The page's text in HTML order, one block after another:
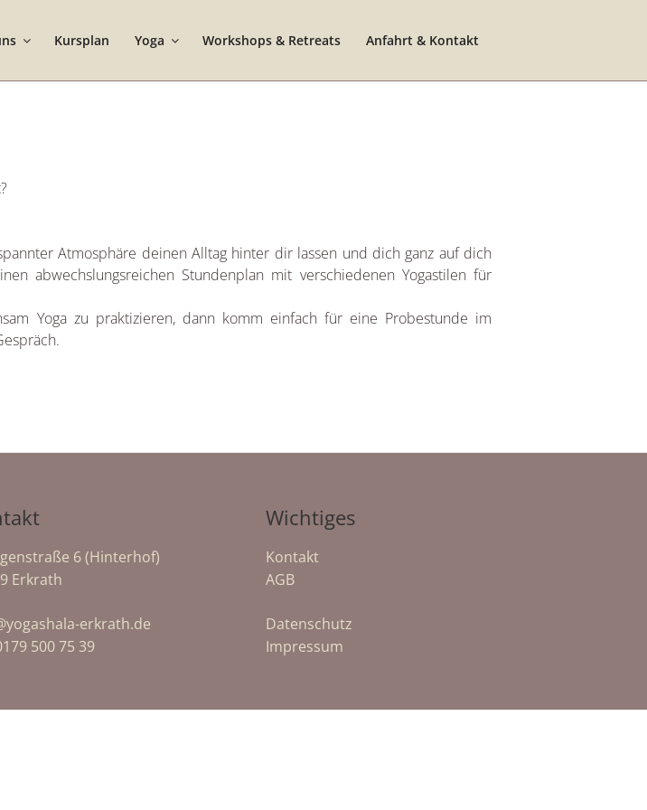
Kursplan Yoga Workshops & Retreats Anfahrt & Kontakt
Atmosphäre deinen Alltag hinter dir lassen und dich ganz auf dich
abwechslungsreichen Stundenplan mit verschiedenen Yogastilen für
Yoga zu praktizieren, dann komm einfach für eine Probestunde im
6 (Hinterhof)
Erkrath
erkrath.de
500 75 39
Wichtiges
Kontakt
AGB
Datenschutz
Impressum